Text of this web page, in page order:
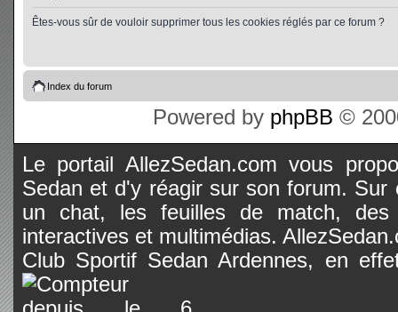
Êtes-vous sûr de vouloir supprimer tous les cookies réglés par ce forum ?
Index du forum
Powered by phpBB ©
Le portail AllezSedan.com vous
Sedan et d'y réagir sur son forum.
un chat, les feuilles de match, des
interactives et multimédias.
Club Sportif Sedan Ardennes, en